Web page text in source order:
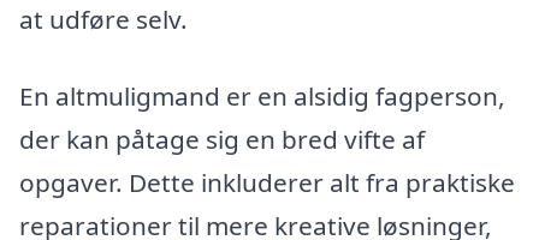
at udføre selv.
En altmuligmand er en alsidig fagperson,
der kan påtage sig en bred vifte af
opgaver. Dette inkluderer alt fra praktiske
reparationer til mere kreative løsninger,